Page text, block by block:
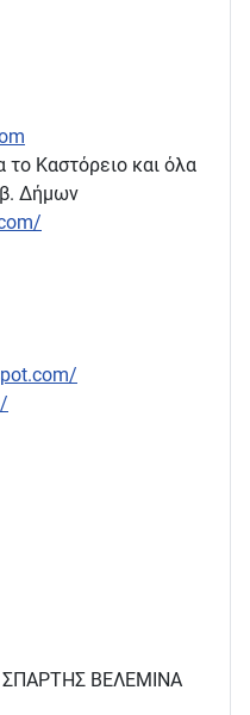
Καστόρειο και όλα
Δήμων
ΒΕΛΕΜΙΝΑ